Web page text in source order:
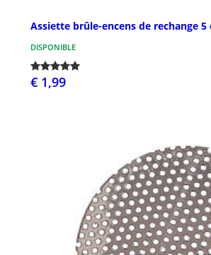
Assiette brûle-encens de rechange
DISPONIBLE
€ 1,99